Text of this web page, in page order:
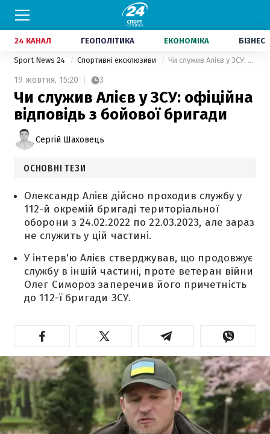
24 КАНАЛ ГЕОПОЛІТИКА ЕКОНОМІКА БІЗНЕС
Sport News 24 Спортивні ексклюзиви Чи служив Алієв у ЗСУ: офіційна відповідь з бойової бригади
19 жовтня, 15:20 3
Чи служив Алієв у ЗСУ: офіційна
відповідь з бойової бригади
Сергій Шаховець
ОСНОВНІ ТЕЗИ
Олександр Алієв дійсно проходив службу у
112-й окремій бригаді територіальної
оборони з 24.02.2022 по 22.03.2023, але зараз
не служить у цій частині.
У інтерв'ю Алієв стверджував, що продовжує
службу в іншій частині, проте ветеран війни
Олег Симороз заперечив його причетність
до 112-ї бригади ЗСУ.